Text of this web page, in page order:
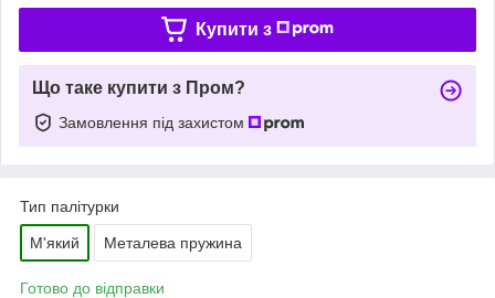
Купити з
Що таке купити з Пром?
Замовлення під захистом
Тип палітурки
М'який Металева пружина
Готово до відправки